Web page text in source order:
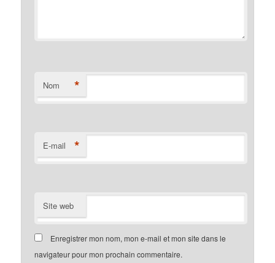
Nom *
E-mail *
Site web
Enregistrer mon nom, mon e-mail et mon site dans le
navigateur pour mon prochain commentaire.